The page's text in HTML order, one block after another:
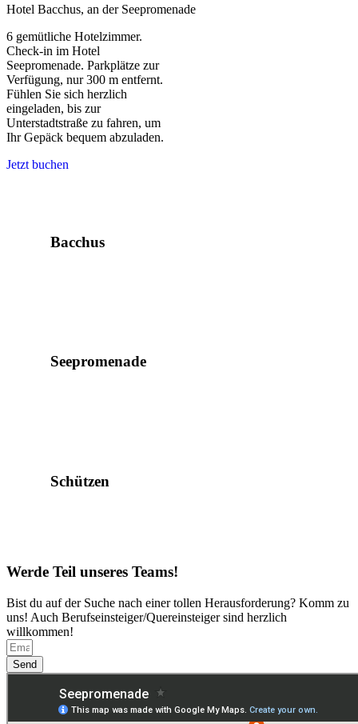
Hotel Bacchus, an der Seepromenade
6 gemütliche Hotelzimmer.
Check-in im Hotel
Seepromenade. Parkplätze zur
Verfügung, nur 300 m entfernt.
Fühlen Sie sich herzlich
eingeladen, bis zur
Unterstadtstraße zu fahren, um
Ihr Gepäck bequem abzuladen.
Jetzt buchen
Bacchus
Seepromenade
Schützen
Werde Teil unseres Teams!
Bist du auf der Suche nach einer tollen Herausforderung? Komm zu
uns! Auch Berufseinsteiger/Quereinsteiger sind herzlich
willkommen!
Send